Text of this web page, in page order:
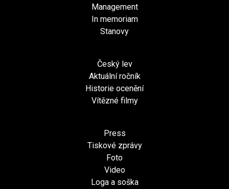
Management
In memoriam
Stanovy
Český lev
Aktuální ročník
Historie ocenění
Vítězné filmy
Press
Tiskové zprávy
Foto
Video
Loga a soška